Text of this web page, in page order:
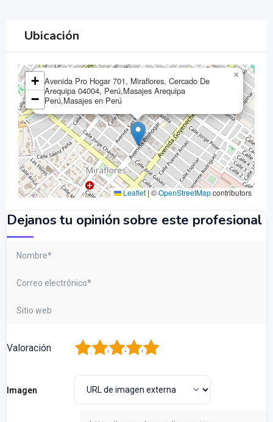
Ubicación
Avenida Pro Hogar 701, Miraflores, Cercado De
Arequipa 04004, Perú,Masajes Arequipa
Perú,Masajes en Perú
×
+
−
Leaflet|©OpenStreetMapcontributors
Dejanos tu opinión sobre este profesional
Valoración 5
4
3
2
Imagen